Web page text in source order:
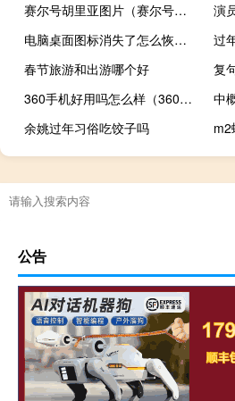
赛尔号胡里亚图片（赛尔号胡里亚）
电脑桌面图标消失了怎么恢复（电脑桌面图标）
过
春节旅游和出游哪个好
复
360手机好用吗怎么样（360手机好用吗）
余姚过年习俗吃饺子吗
m2
公告